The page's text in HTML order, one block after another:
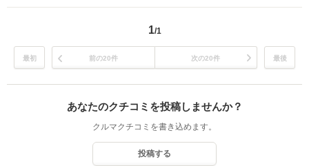
1/1
最初 前の20件 次の20件 最後
あなたのクチコミを投稿しませんか？
クルマクチコミを書き込めます。
投稿する